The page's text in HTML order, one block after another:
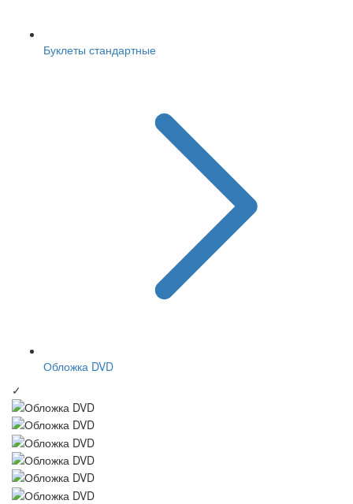
Буклеты стандартные
Обложка DVD
✓